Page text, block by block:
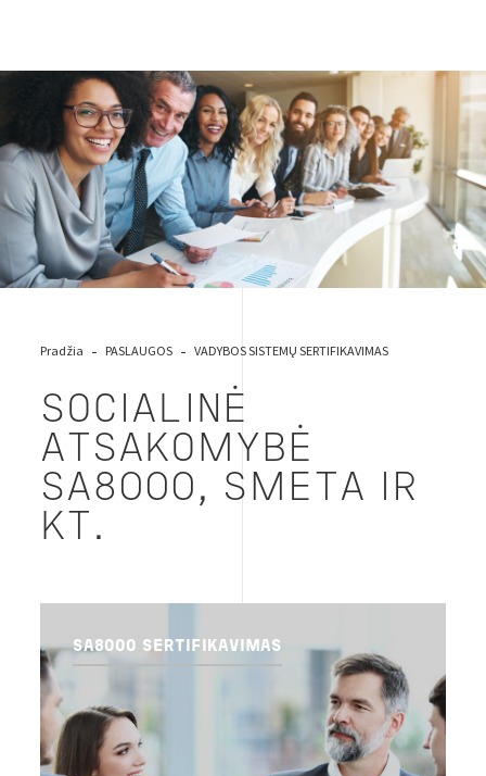
Socialinė atsakomybė
Pradžia PASLAUGOS VADYBOS SISTEMŲ SERTIFIKAVIMAS
SOCIALINĖ
ATSAKOMYBĖ
SA8000, SMETA IR
KT.
SA8000 SERTIFIKAVIMAS